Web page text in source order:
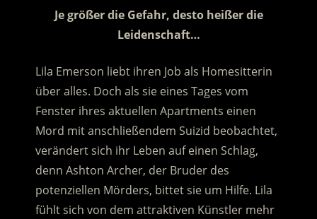
Je größer die Gefahr, desto heißer die
Leidenschaft…
Lila Emerson liebt ihren Job als Homesitterin
über alles. Doch als sie eines Tages vom
Fenster ihres aktuellen Apartments einen
Mord mit anschließendem Suizid beobachtet,
verändert sich ihr Leben auf einen Schlag,
denn Ashton Archer, der Bruder des
potenziellen Mörders, bittet sie um Hilfe. Lila
fühlt sich von dem attraktiven Künstler mehr